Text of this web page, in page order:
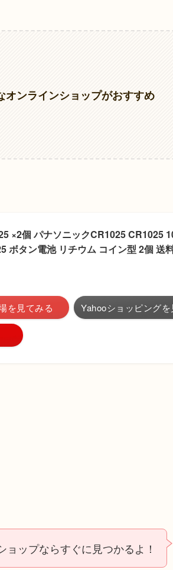
オンラインショップがおすすめ
×2個 パナソニックCR1025 CR1025
ボタン電池 リチウム コイン型 2個 送
を見てみる Yahooショッピングを
ョップならすぐに見つかるよ！